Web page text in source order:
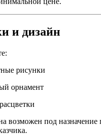
и дизайн
рисунки
орнамент
возможен под